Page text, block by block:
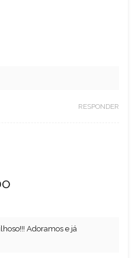
RESPONDER
Adoramos e já